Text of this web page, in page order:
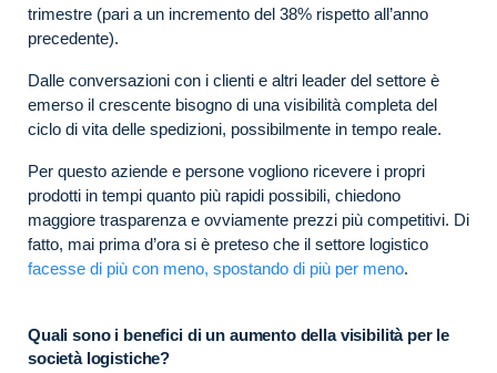
trimestre (pari a un incremento del 38% rispetto all’anno
precedente).
Dalle conversazioni con i clienti e altri leader del settore è
emerso il crescente bisogno di una visibilità completa del
ciclo di vita delle spedizioni, possibilmente in tempo reale.
Per questo aziende e persone vogliono ricevere i propri
prodotti in tempi quanto più rapidi possibili, chiedono
maggiore trasparenza e ovviamente prezzi più competitivi. Di
fatto, mai prima d’ora si è preteso che il settore logistico
facesse di più con meno, spostando di più per meno.
Quali sono i benefici di un aumento della visibilità per le
società logistiche?